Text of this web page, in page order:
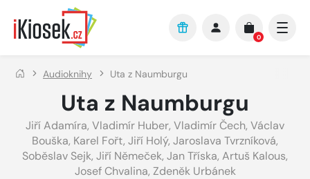
Přejít na hlavní obsah
0
Audioknihy Uta z Naumburgu
Uta z Naumburgu
Jiří Adamíra, Vladimír Huber, Vladimír Čech, Václav
Bouška, Karel Fořt, Jiří Holý, Jaroslava Tvrzníková,
Soběslav Sejk, Jiří Němeček, Jan Tříska, Artuš Kalous,
Josef Chvalina, Zdeněk Urbánek